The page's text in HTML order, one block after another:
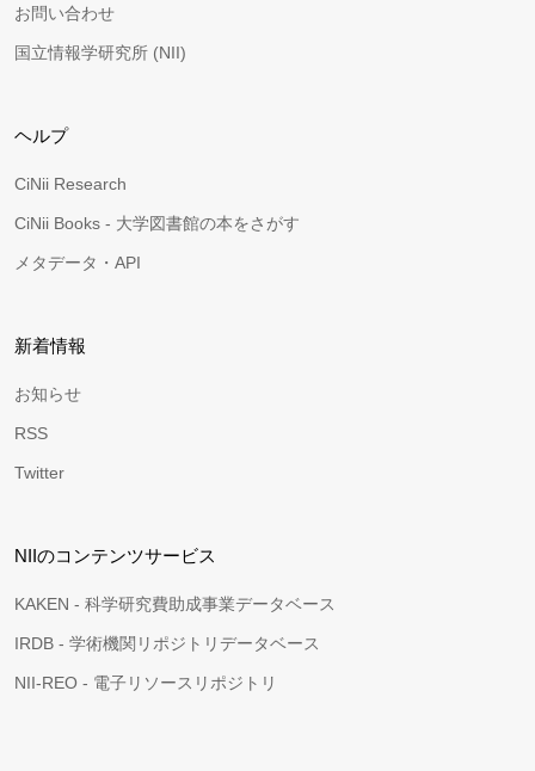
お問い合わせ
国立情報学研究所 (NII)
ヘルプ
CiNii Research
CiNii Books - 大学図書館の本をさがす
メタデータ・API
新着情報
お知らせ
RSS
Twitter
NIIのコンテンツサービス
KAKEN - 科学研究費助成事業データベース
IRDB - 学術機関リポジトリデータベース
NII-REO - 電子リソースリポジトリ